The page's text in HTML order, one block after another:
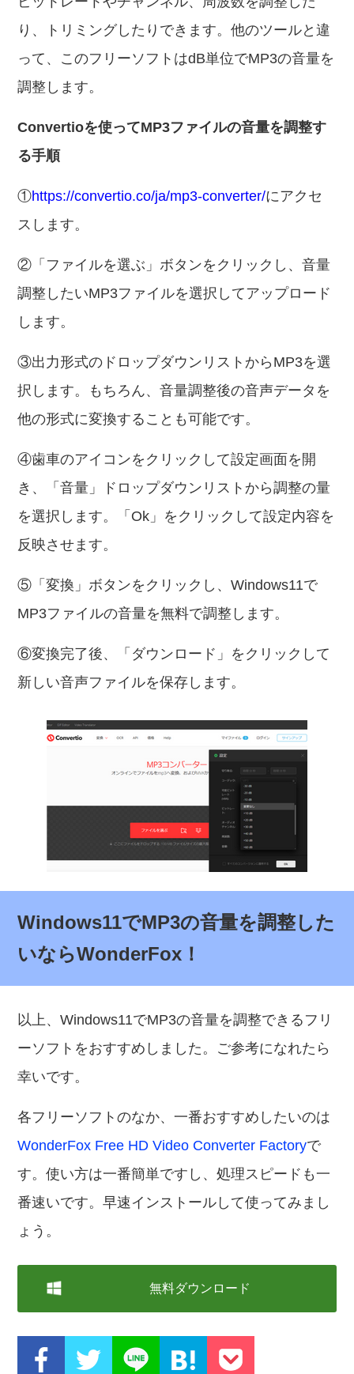
り、トリミングしたりできます。他のツールと違
って、このフリーソフトはdB単位でMP3の音量を
調整します。
Convertioを使ってMP3ファイルの音量を調整す
る手順
①https://convertio.co/ja/mp3-converter/にアクセ
スします。
②「ファイルを選ぶ」ボタンをクリックし、音量
調整したいMP3ファイルを選択してアップロード
します。
③出力形式のドロップダウンリストからMP3を選
択します。もちろん、音量調整後の音声データを
他の形式に変換することも可能です。
④歯車のアイコンをクリックして設定画面を開
き、「音量」ドロップダウンリストから調整の量
を選択します。「Ok」をクリックして設定内容を
反映させます。
⑤「変換」ボタンをクリックし、Windows11で
MP3ファイルの音量を無料で調整します。
⑥変換完了後、「ダウンロード」をクリックして
新しい音声ファイルを保存します。
Windows11でMP3の音量を調整した
いならWonderFox！
以上、Windows11でMP3の音量を調整できるフリ
ーソフトをおすすめしました。ご参考になれたら
幸いです。
各フリーソフトのなか、一番おすすめしたいのは
WonderFox Free HD Video Converter Factoryで
す。使い方は一番簡単ですし、処理スピードも一
番速いです。早速インストールして使ってみまし
ょう。
無料ダウンロード